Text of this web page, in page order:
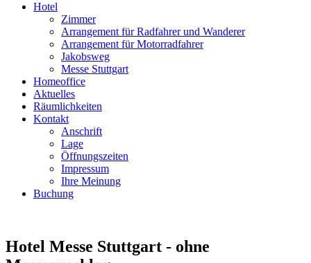
Hotel
Zimmer
Arrangement für Radfahrer und Wanderer
Arrangement für Motorradfahrer
Jakobsweg
Messe Stuttgart
Homeoffice
Aktuelles
Räumlichkeiten
Kontakt
Anschrift
Lage
Öffnungszeiten
Impressum
Ihre Meinung
Buchung
Hotel Messe Stuttgart - ohne